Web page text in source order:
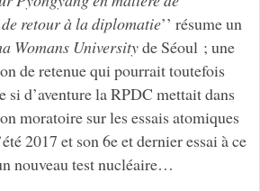
retour à la diplomatie’’ résume un
Womans Universityde Séoul ; une
de retenue qui pourrait toutefois
si d’aventure la RPDC mettait dans
moratoire sur les essais atomiques
2017 et son 6e et dernier essai à ce
nouveau test nucléaire…